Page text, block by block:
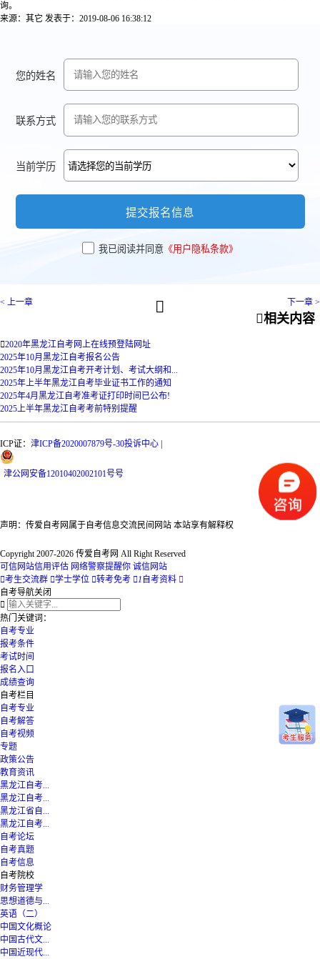
询。
来源：其它 发表于：2019-08-06 16:38:12
您的姓名
联系方式
当前学历
提交报名信息
我已阅读并同意 《用户隐私条款》
< 上一章  下一章 >
相关内容
2020年黑龙江自考网上在线预登陆网址
2025年10月黑龙江自考报名公告
2025年10月黑龙江自考开考计划、考试大纲和...
2025年上半年黑龙江自考毕业证书工作的通知
2025年4月黑龙江自考准考证打印时间已公布!
2025上半年黑龙江自考考前特别提醒
ICP证： 津ICP备2020007879号-30投诉中心
津公网安备12010402002101号号
声明：传爱自考网属于自考信息交流民间网站 本站享有解释权
Copyright 2007-2026 传爱自考网 All Right Reserved
可信网站信用评估 网络警察提醒你 诚信网站
考生交流群 学士学位 转考免考 1 自考资料 
自考导航关闭

热门关键词：
自考专业
报考条件
考试时间
报名入口
成绩查询
自考栏目
自考专业
自考解答
自考视频
专题
政策公告
教育资讯
黑龙江自考...
黑龙江自考...
黑龙江省自...
黑龙江自考...
自考论坛
自考真题
自考信息
自考院校
财务管理学
思想道德与...
英语（二）
中国文化概论
中国古代文...
中国近现代...